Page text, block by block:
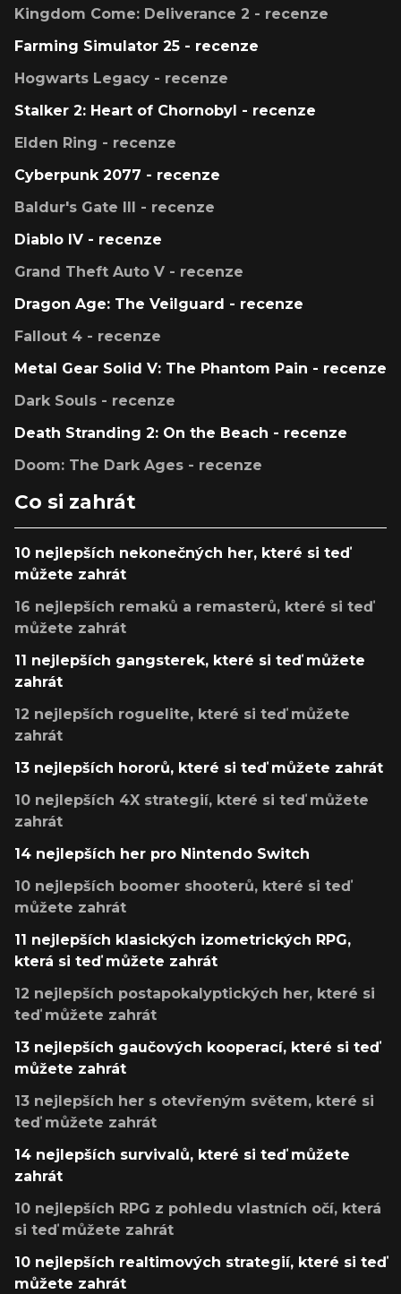
Kingdom Come: Deliverance 2 - recenze
Farming Simulator 25 - recenze
Hogwarts Legacy - recenze
Stalker 2: Heart of Chornobyl - recenze
Elden Ring - recenze
Cyberpunk 2077 - recenze
Baldur's Gate III - recenze
Diablo IV - recenze
Grand Theft Auto V - recenze
Dragon Age: The Veilguard - recenze
Fallout 4 - recenze
Metal Gear Solid V: The Phantom Pain - recenze
Dark Souls - recenze
Death Stranding 2: On the Beach - recenze
Doom: The Dark Ages - recenze
Co si zahrát
10 nejlepších nekonečných her, které si teď
můžete zahrát
16 nejlepších remaků a remasterů, které si teď
můžete zahrát
11 nejlepších gangsterek, které si teď můžete
zahrát
12 nejlepších roguelite, které si teď můžete
zahrát
13 nejlepších hororů, které si teď můžete zahrát
10 nejlepších 4X strategií, které si teď můžete
zahrát
14 nejlepších her pro Nintendo Switch
10 nejlepších boomer shooterů, které si teď
můžete zahrát
11 nejlepších klasických izometrických RPG,
která si teď můžete zahrát
12 nejlepších postapokalyptických her, které si
teď můžete zahrát
13 nejlepších gaučových kooperací, které si teď
můžete zahrát
13 nejlepších her s otevřeným světem, které si
teď můžete zahrát
14 nejlepších survivalů, které si teď můžete
zahrát
10 nejlepších RPG z pohledu vlastních očí, která
si teď můžete zahrát
10 nejlepších realtimových strategií, které si teď
můžete zahrát